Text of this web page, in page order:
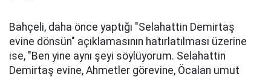
Bahçeli, daha önce yaptığı "Selahattin Demirtaş
evine dönsün" açıklamasının hatırlatılması üzerine
ise, "Ben yine aynı şeyi söylüyorum. Selahattin
Demirtaş evine, Ahmetler görevine, Öcalan umut